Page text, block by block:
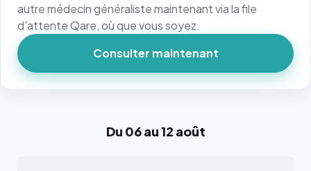
Du 06 au 12 août
autre médecin généraliste maintenant via la file
d'attente Qare, où que vous soyez.
Consulter maintenant